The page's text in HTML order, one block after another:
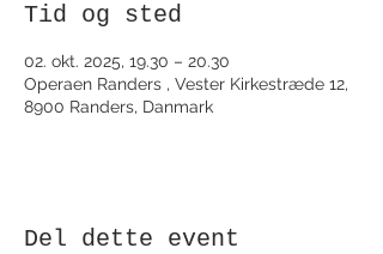
Tid og sted
02. okt. 2025, 19.30 – 20.30
Operaen Randers , Vester Kirkestræde 12,
8900 Randers, Danmark
Del dette event